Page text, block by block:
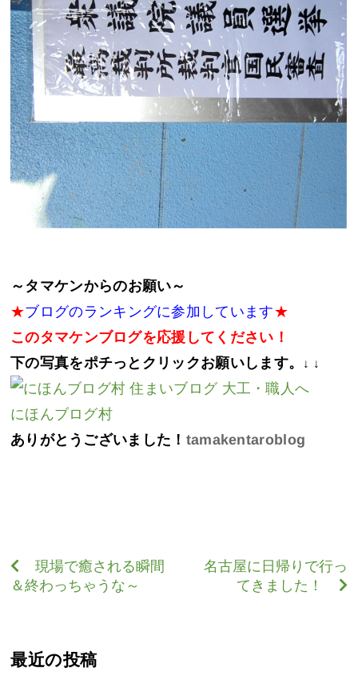
～タマケンからのお願い～
★ブログのランキングに参加しています★
このタマケンブログを応援してください！
下の写真をポチっとクリックお願いします。 ↓ ↓
にほんブログ村
ありがとうございました！tamakentaroblog
現場で癒される瞬間
＆終わっちゃうな～
名古屋に日帰りで行っ
てきました！
最近の投稿